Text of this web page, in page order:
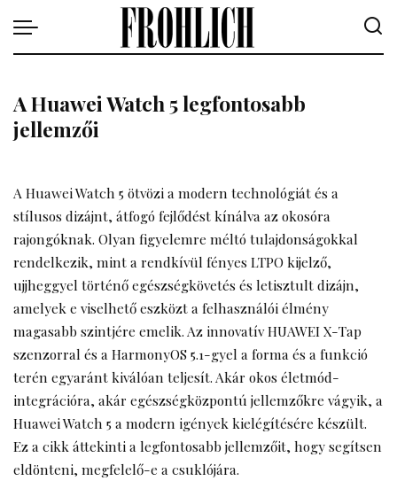
A Huawei Watch 5 legfontosabb
jellemzői
A Huawei Watch 5 ötvözi a modern technológiát és a
stílusos dizájnt, átfogó fejlődést kínálva az okosóra
rajongóknak. Olyan figyelemre méltó tulajdonságokkal
rendelkezik, mint a rendkívül fényes LTPO kijelző,
ujjheggyel történő egészségkövetés és letisztult dizájn,
amelyek e viselhető eszközt a felhasználói élmény
magasabb szintjére emelik. Az innovatív HUAWEI X-Tap
szenzorral és a HarmonyOS 5.1-gyel a forma és a funkció
terén egyaránt kiválóan teljesít. Akár okos életmód-
integrációra, akár egészségközpontú jellemzőkre vágyik, a
Huawei Watch 5 a modern igények kielégítésére készült.
Ez a cikk áttekinti a legfontosabb jellemzőit, hogy segítsen
eldönteni, megfelelő-e a csuklójára.